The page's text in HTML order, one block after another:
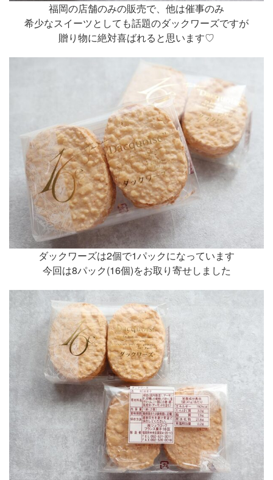
福岡の店舗のみの販売で、他は催事のみ
希少なスイーツとしても話題のダックワーズですが
贈り物に絶対喜ばれると思います♡
ダックワーズは2個で1パックになっています
今回は8パック(16個)をお取り寄せしました